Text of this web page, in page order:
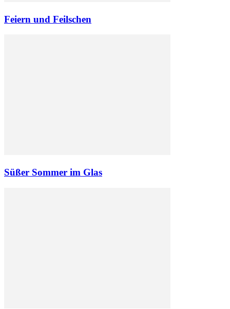
Feiern und Feilschen
Süßer Sommer im Glas